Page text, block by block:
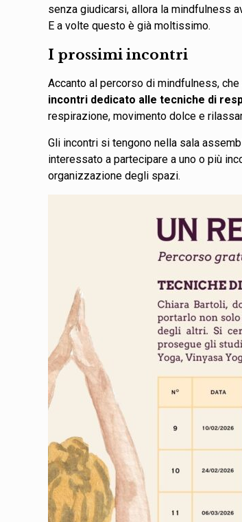
senza giudicarsi, allora la mindfulness
E a volte questo è già moltissimo.
I prossimi incontri
Accanto al percorso di mindfulness,
incontri dedicato alle tecniche di
respirazione, movimento dolce e
Gli incontri si tengono nella sala
interessato a partecipare a uno o più
organizzazione degli spazi.